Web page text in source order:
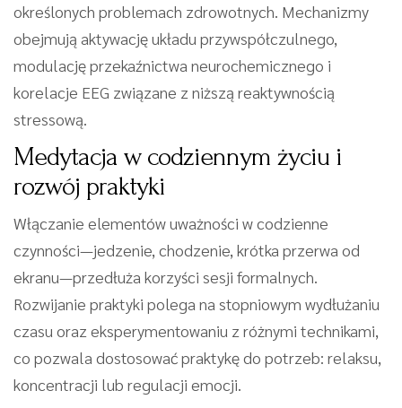
określonych problemach zdrowotnych. Mechanizmy
obejmują aktywację układu przywspółczulnego,
modulację przekaźnictwa neurochemicznego i
korelacje EEG związane z niższą reaktywnością
stressową.
Medytacja w codziennym życiu i
rozwój praktyki
Włączanie elementów uważności w codzienne
czynności—jedzenie, chodzenie, krótka przerwa od
ekranu—przedłuża korzyści sesji formalnych.
Rozwijanie praktyki polega na stopniowym wydłużaniu
czasu oraz eksperymentowaniu z różnymi technikami,
co pozwala dostosować praktykę do potrzeb: relaksu,
koncentracji lub regulacji emocji.